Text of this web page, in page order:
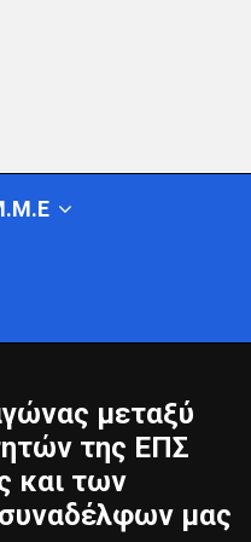
μεταξύ
της ΕΠΣ
και των
μας